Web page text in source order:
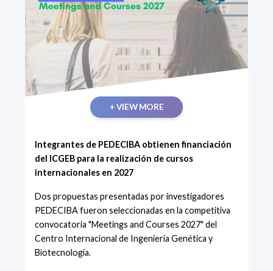
+ VIEW MORE
Integrantes de PEDECIBA obtienen financiación
del ICGEB para la realización de cursos
internacionales en 2027
Dos propuestas presentadas por investigadores
PEDECIBA fueron seleccionadas en la competitiva
convocatoria "Meetings and Courses 2027" del
Centro Internacional de Ingeniería Genética y
Biotecnología.